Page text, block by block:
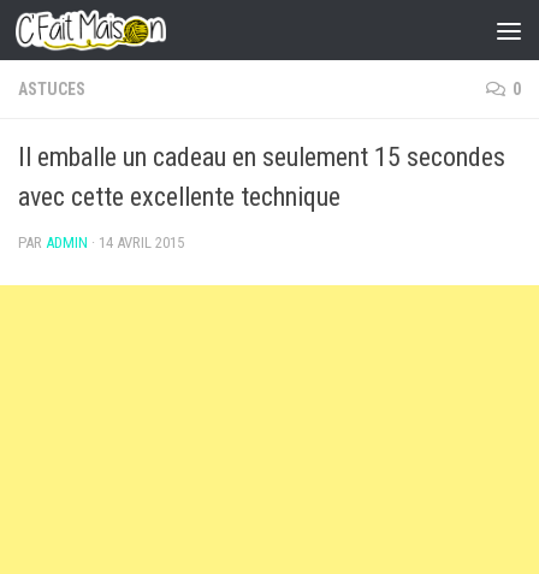
Skip to content
ASTUCES 0
Il emballe un cadeau en seulement 15 secondes
avec cette excellente technique
PAR ADMIN · 14 AVRIL 2015